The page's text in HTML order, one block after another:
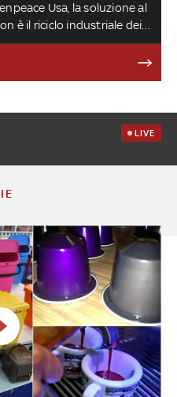
Usa, la soluzione al
è il riciclo industriale dei
ad esempio
sfusi e alla spina.
LIVE